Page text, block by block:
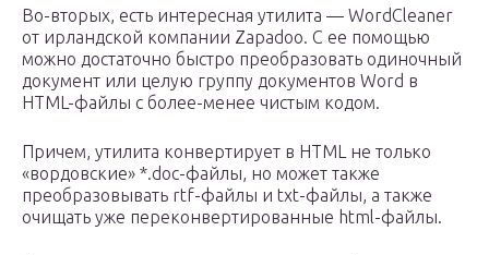
Во-вторых, есть интересная утилита — WordCleaner
от ирландской компании Zapadoo. С ее помощью
можно достаточно быстро преобразовать одиночный
документ или целую группу документов Word в
HTML-файлы с более-менее чистым кодом.
Причем, утилита конвертирует в HTML не только
«вордовские» *.doc-файлы, но может также
преобразовывать rtf-файлы и txt-файлы, а также
очищать уже переконвертированные html-файлы.